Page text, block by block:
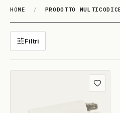
HOME / PRODOTTO
WE002
Filtri